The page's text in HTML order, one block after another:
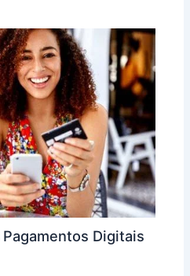
Digitais